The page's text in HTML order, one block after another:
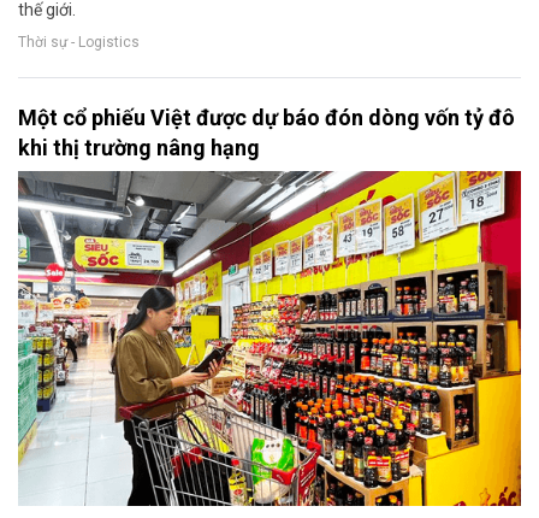
thế giới.
Thời sự - Logistics
Một cổ phiếu Việt được dự báo đón dòng vốn tỷ đô
khi thị trường nâng hạng